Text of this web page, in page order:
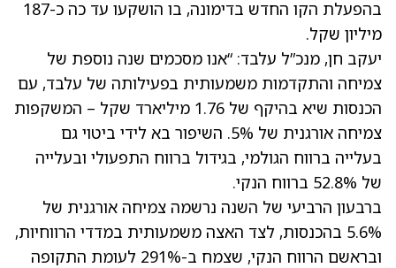
בהפעלת הקו החדש בדימונה, בו הושקעו עד כה כ-187
מיליון שקל.
יעקב חן, מנכ”ל עלבד: “אנו מסכמים שנה נוספת של
צמיחה והתקדמות משמעותית בפעילותה של עלבד, עם
הכנסות שיא בהיקף של 1.76 מיליארד שקל – המשקפות
צמיחה אורגנית של 5%. השיפור בא לידי ביטוי גם
בעלייה ברווח הגולמי, בגידול ברווח התפעולי ובעלייה
של 52.8% ברווח הנקי.
ברבעון הרביעי של השנה נרשמה צמיחה אורגנית של
5.6% בהכנסות, לצד האצה משמעותית במדדי הרווחיות,
ובראשם הרווח הנקי, שצמח ב-291% לעומת התקופה